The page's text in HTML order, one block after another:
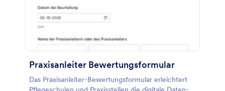
Praxisanleiter Bewertungsformular
Das Praxisanleiter-Bewertungsformular erleichtert